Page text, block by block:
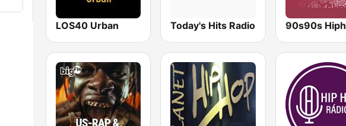
LOS40 Urban Today's Hits Radio